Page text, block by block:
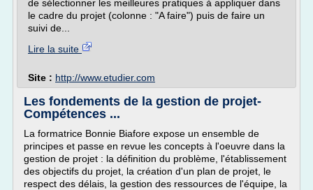
de sélectionner les meilleures pratiques à appliquer dans
le cadre du projet (colonne : "A faire") puis de faire un
suivi de...
Lire la suite
Site : http://www.etudier.com
Les fondements de la gestion de projet-
Compétences ...
La formatrice Bonnie Biafore expose un ensemble de
principes et passe en revue les concepts à l'oeuvre dans la
gestion de projet : la définition du problème, l'établissement
des objectifs du projet, la création d'un plan de projet, le
respect des délais, la gestion des ressources de l'équipe, la